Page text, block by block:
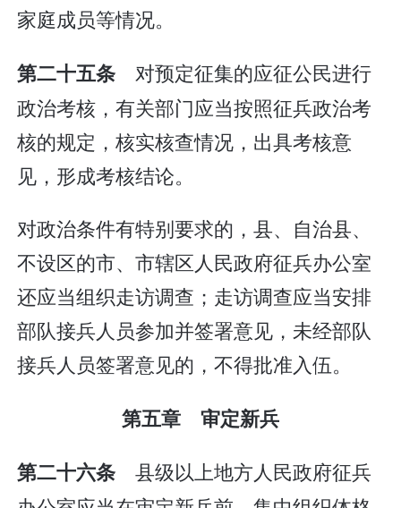
家庭成员等情况。
第二十五条 对预定征集的应征公民进行
政治考核，有关部门应当按照征兵政治考
核的规定，核实核查情况，出具考核意
见，形成考核结论。
对政治条件有特别要求的，县、自治县、
不设区的市、市辖区人民政府征兵办公室
还应当组织走访调查；走访调查应当安排
部队接兵人员参加并签署意见，未经部队
接兵人员签署意见的，不得批准入伍。
第五章 审定新兵
第二十六条 县级以上地方人民政府征兵